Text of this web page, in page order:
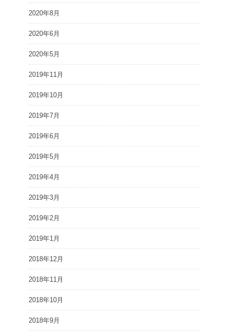
2020年8月
2020年6月
2020年5月
2019年11月
2019年10月
2019年7月
2019年6月
2019年5月
2019年4月
2019年3月
2019年2月
2019年1月
2018年12月
2018年11月
2018年10月
2018年9月